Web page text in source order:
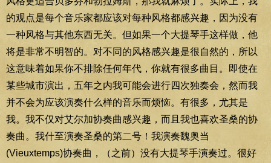
的观点是每个音乐家都应该对每种风格都感兴趣，因为没有
一种风格与其他东西无关。但如果一个大提琴手这样做，他
将是非常不明智的。对不同的风格感兴趣是很自然的，所以
这意味着如果你不排除任何年代，你就有很多曲目。即使在
某些城市演出，五年之内我可能会进行四次独奏会，然而我
并不会为应该演奏什么样的音乐而烦恼。有很多，尤其是
我。我不仅对艾尔加协奏曲感兴趣，而且我也喜欢圣桑的协
奏曲。我什至演奏圣桑的第二号！我演奏魏奥当
(Vieuxtemps)协奏曲，（之前）没有大提琴手演奏过。很好